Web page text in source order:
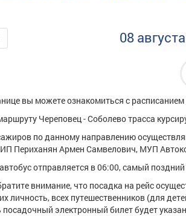
08 августа
вы можете ознакомиться с
Череповец - Соболево трасса
по данному направлению
ИП Периханян Армен Самвелович, МУП
отправляется в 06:00, самый
внимание, что посадка на рейс
личность, всех путешественников (для
посадочный электронный билет будет